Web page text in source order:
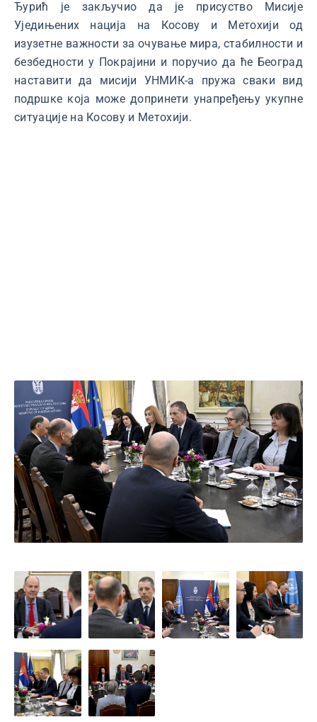
Ђурић је закључио да је присуство Мисије
Уједињених нација на Косову и Метохији од
изузетне важности за очување мира, стабилности и
безбедности у Покрајини и поручио да ће Београд
наставити да мисији УНМИК-а пружа сваки вид
подршке која може допринети унапређењу укупне
ситуације на Косову и Метохији.